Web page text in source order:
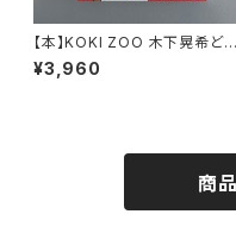
【本】KOKI ZOO 木下晃希どう
ぶつ画集
¥3,960
商